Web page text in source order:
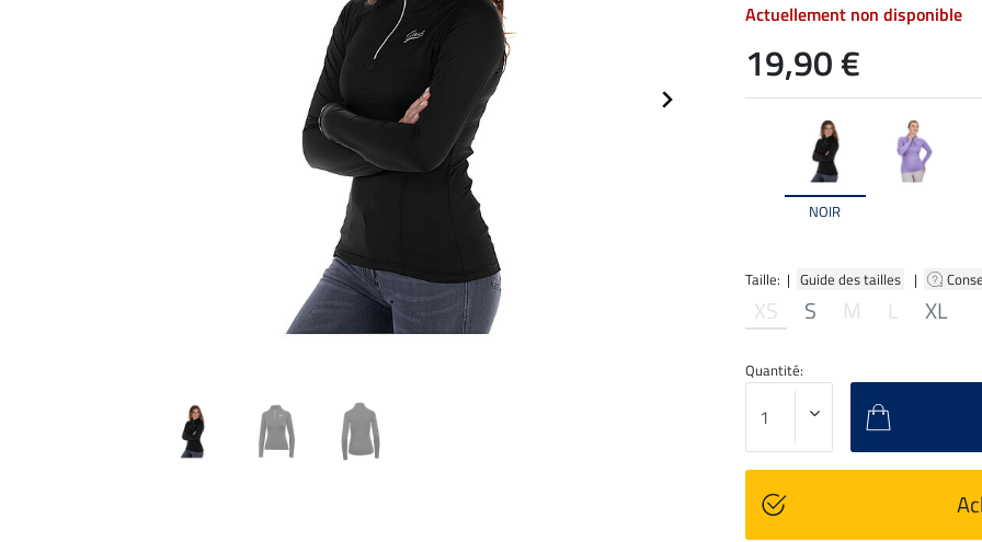
NOIR
Taille: | Guide des tailles |
XS S M L XL
Actuellement non disponible
19,90 €
Quantité: